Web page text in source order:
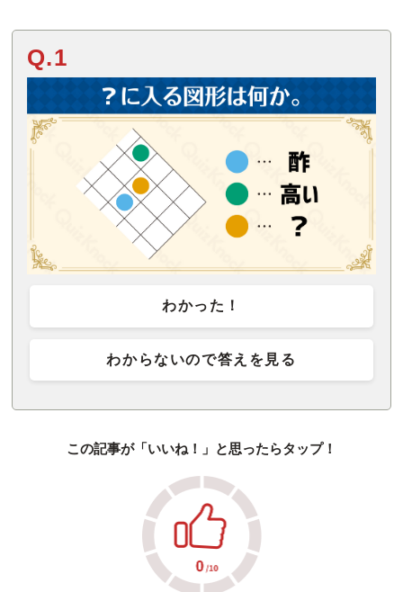
Q.1
わかった！
わからないので答えを見る
この記事が「いいね！」と思ったらタップ！